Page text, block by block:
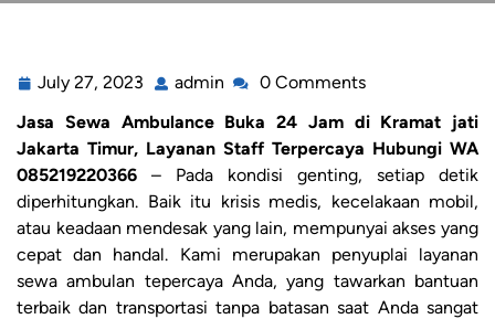
July 27, 2023 admin
0 Comments
Jasa Sewa Ambulance Buka 24 Jam di Kramat jati
Jakarta Timur, Layanan Staff Terpercaya Hubungi WA
085219220366 – Pada kondisi genting, setiap detik
diperhitungkan. Baik itu krisis medis, kecelakaan mobil,
atau keadaan mendesak yang lain, mempunyai akses yang
cepat dan handal. Kami merupakan penyuplai layanan
sewa ambulan tepercaya Anda, yang tawarkan bantuan
terbaik dan transportasi tanpa batasan saat Anda sangat